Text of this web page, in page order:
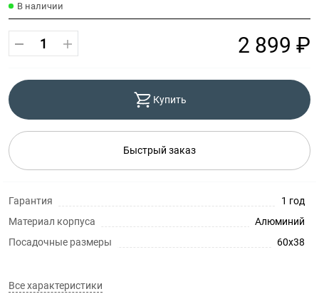
В наличии
2 899 ₽
Купить
Быстрый заказ
Гарантия
1 год
Материал корпуса
Алюминий
Посадочные размеры
60х38
Все характеристики